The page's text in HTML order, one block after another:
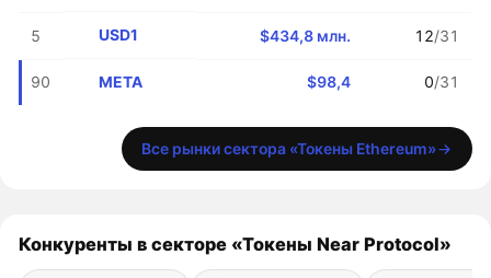
5 USD1 $434,8 млн. 12/31
90 META $98,4 0/31
Все рынки сектора «Токены Ethereum»
Конкуренты в секторе «Токены Near Protocol»